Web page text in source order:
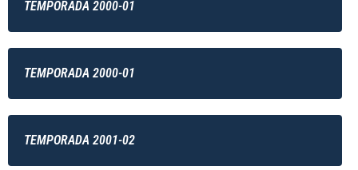
TEMPORADA 2000-01
TEMPORADA 2000-01
TEMPORADA 2001-02